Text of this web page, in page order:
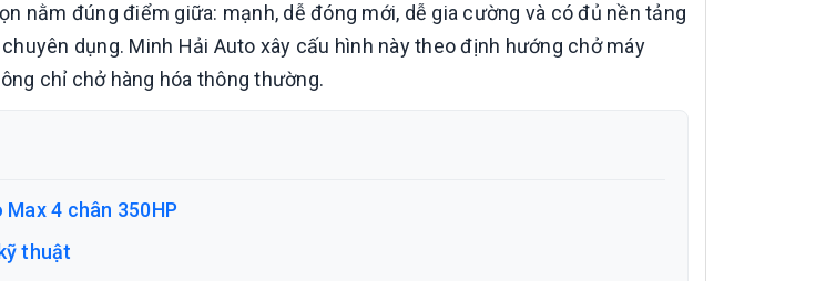
nằm đúng điểm giữa: mạnh, dễ đóng mới, dễ gia cường và có đủ nền tảng
dụng. Minh Hải Auto xây cấu hình này theo định hướng chở máy
chỉ chở hàng hóa thông thường.
4 chân 350HP
thuật